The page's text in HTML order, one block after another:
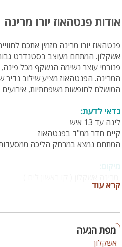
אודות פנטהאוז יורו מרינה
פנטהאוז יורו מרינה מזמין אתכם
אשקלון. המתחם מעוצב בסטנדרט גבוה
פנורמי עוצר נשימה הנשקף מכל
המרינה. הפנטהאוז מציע שילוב
המושלם לחופשות משפחתיות, אירועים
כדאי לדעת:
לינה עד 13 איש
קיים חדר ממ"ד בפנטהאוז
המתחם נמצא במרחק הליכה
4 חדרי שינה
2 חדרי רחצה ( מקלחת ושירותים )
שירותי אורחים נפרדים
קרא עוד
מפת הגעה
אשקלון